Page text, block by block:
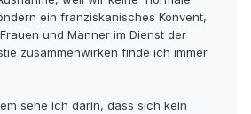
ein franziskanisches Konvent,
und Männer im Dienst der
zusammenwirken finde ich immer
sehe ich darin, dass sich kein